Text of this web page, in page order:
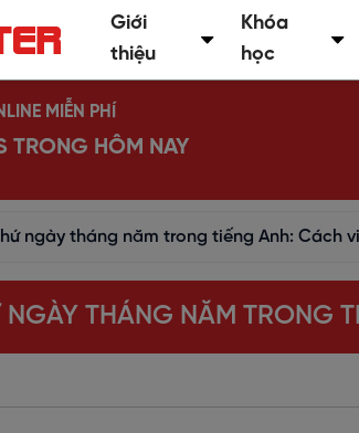
Giới
thiệu
Khóa
học
MIỄN PHÍ
TRONG HÔM NAY
ngày tháng năm trong tiếng Anh: Cách
NGÀY THÁNG NĂM TRONG